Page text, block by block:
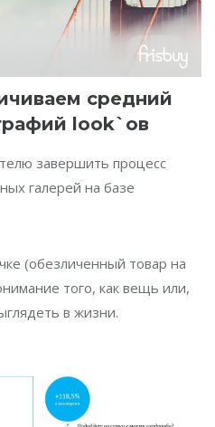
средний
look`ов
завершить процесс
галерей на базе
(обезличенный товар на
того, как вещь или,
в жизни.